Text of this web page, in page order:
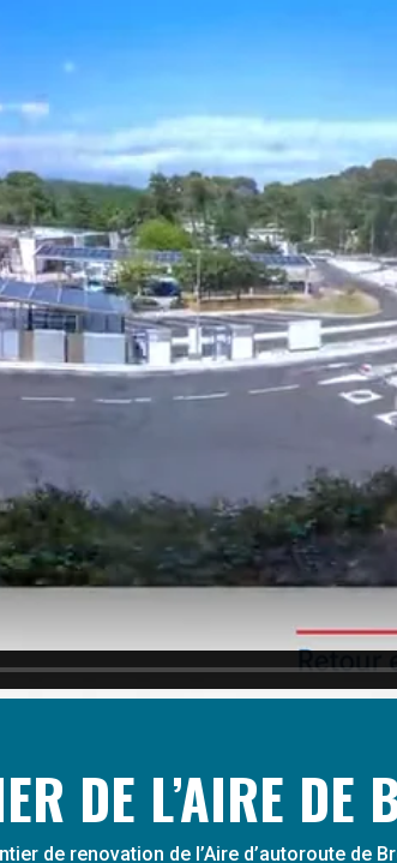
DE L’AIRE DE
de renovation de l’Aire d’autoroute de